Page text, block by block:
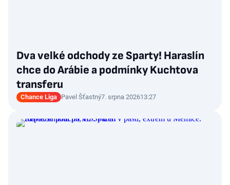
Dva velké odchody ze Sparty! Haraslín
chce do Arábie a podmínky Kuchtova
transferu
Chance Liga Pavel Šťastný7. srpna 202613:27